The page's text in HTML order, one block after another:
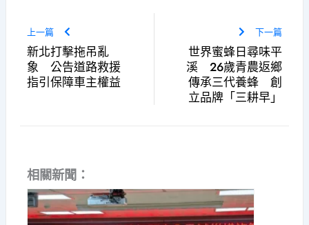
上一篇
新北打擊拖吊亂
象 公告道路救援
指引保障車主權益
下一篇
世界蜜蜂日尋味平
溪 26歲青農返鄉
傳承三代養蜂 創
立品牌「三耕早」
相關新聞：